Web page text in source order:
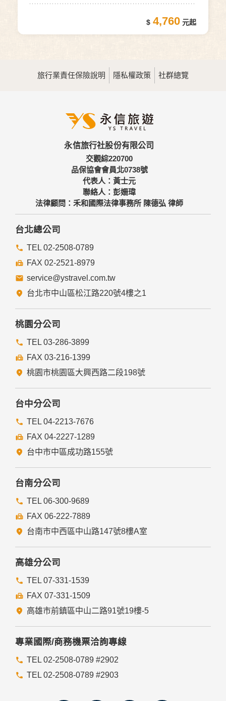
4,760
旅行業責任保險說明 隱私權政策 社群總覽
永信旅行社股份有限公司
交觀綜220700
品保協會會員北0738號
代表人：黃士元
聯絡人：彭姍瑋
法律顧問：禾和國際法律事務所 陳德弘 律師
台北總公司
TEL 02-2508-0789
FAX 02-2521-8979
service@ystravel.com.tw
台北市中山區松江路220號4樓之1
桃園分公司
TEL 03-286-3899
FAX 03-216-1399
桃園市桃園區大興西路二段198號
台中分公司
TEL 04-2213-7676
FAX 04-2227-1289
台中市中區成功路155號
台南分公司
TEL 06-300-9689
FAX 06-222-7889
台南市中西區中山路147號8樓A室
高雄分公司
TEL 07-331-1539
FAX 07-331-1509
高雄市前鎮區中山二路91號19樓-5
專業國際/商務機票洽詢專線
TEL 02-2508-0789 #2902
TEL 02-2508-0789 #2903